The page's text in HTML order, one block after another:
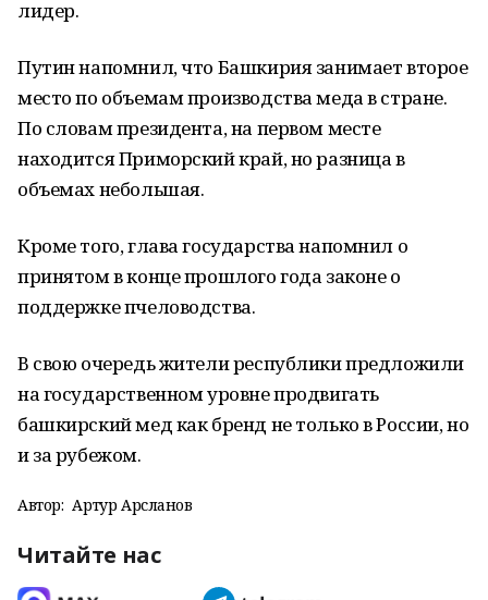
лидер.
Путин напомнил, что Башкирия занимает второе
место по объемам производства меда в стране.
По словам президента, на первом месте
находится Приморский край, но разница в
объемах небольшая.
Кроме того, глава государства напомнил о
принятом в конце прошлого года законе о
поддержке пчеловодства.
В свою очередь жители республики предложили
на государственном уровне продвигать
башкирский мед как бренд не только в России, но
и за рубежом.
Автор: Артур Арсланов
Читайте нас